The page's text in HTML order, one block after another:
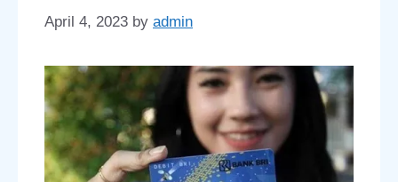
April 4, 2023 by admin